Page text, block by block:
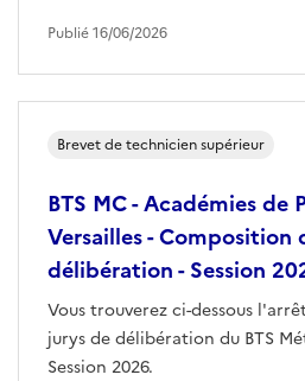
Publié 16/06/2026
BTS MC - Académies de
Versailles - Composition
délibération - Session
Vous trouverez ci-dessous
jurys de délibération du BTS
Session 2026.
Brevet de technicien supérieur